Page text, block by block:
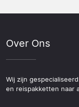
Over Ons
Wij zijn
en reispakketten naar